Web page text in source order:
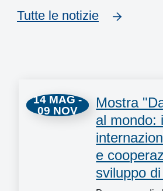
Tutte le notizie
14 MAG -
09 NOV
Mostra
al mondo:
e
sviluppo